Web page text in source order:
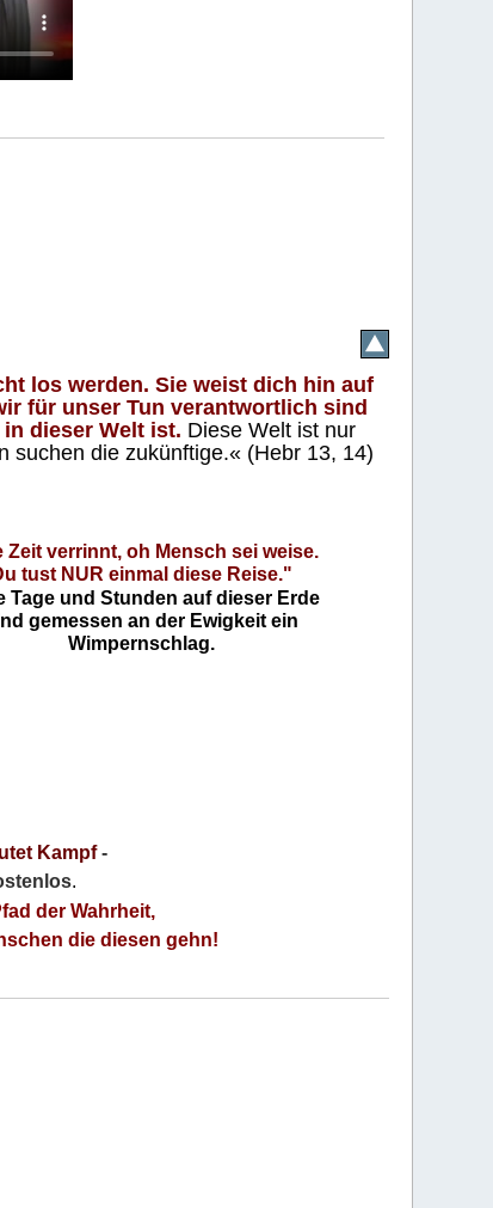
los werden. Sie weist dich hin auf
für unser Tun verantwortlich sind
dieser Welt ist. Diese Welt ist nur
suchen die zukünftige.« (Hebr 13, 14)
Zeit verrinnt, oh Mensch sei weise.
tust NUR einmal diese Reise."
Tage und Stunden auf dieser Erde
gemessen an der Ewigkeit ein
Wimpernschlag.
Kampf-
.
der Wahrheit,
die diesen gehn!